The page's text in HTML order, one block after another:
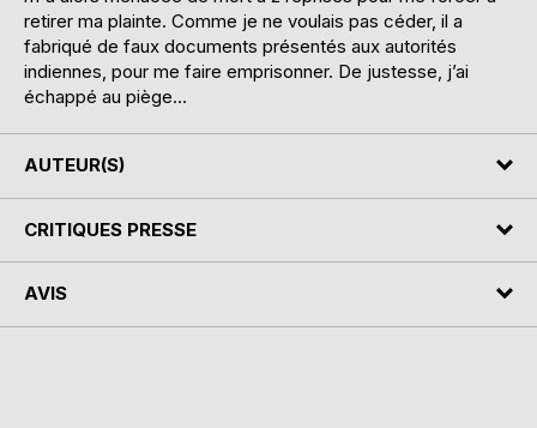
retirer ma plainte. Comme je ne voulais pas céder, il a
fabriqué de faux documents présentés aux autorités
indiennes, pour me faire emprisonner. De justesse, j’ai
échappé au piège…
AUTEUR(S)
CRITIQUES PRESSE
AVIS